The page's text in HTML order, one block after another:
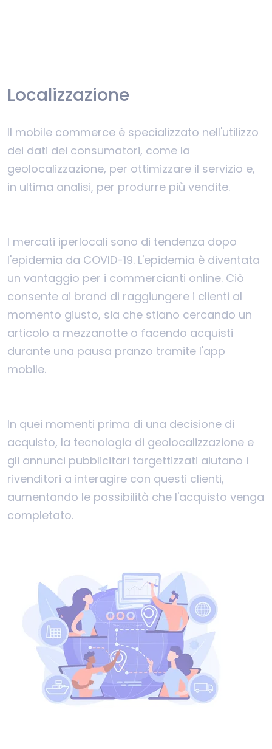
Localizzazione
Il mobile commerce è specializzato nell'utilizzo
dei dati dei consumatori, come la
geolocalizzazione, per ottimizzare il servizio e,
in ultima analisi, per produrre più vendite.
I mercati iperlocali sono di tendenza dopo
l'epidemia da COVID-19. L'epidemia è diventata
un vantaggio per i commercianti online. Ciò
consente ai brand di raggiungere i clienti al
momento giusto, sia che stiano cercando un
articolo a mezzanotte o facendo acquisti
durante una pausa pranzo tramite l'app
mobile.
In quei momenti prima di una decisione di
acquisto, la tecnologia di geolocalizzazione e
gli annunci pubblicitari targettizzati aiutano i
rivenditori a interagire con questi clienti,
aumentando le possibilità che l'acquisto venga
completato.